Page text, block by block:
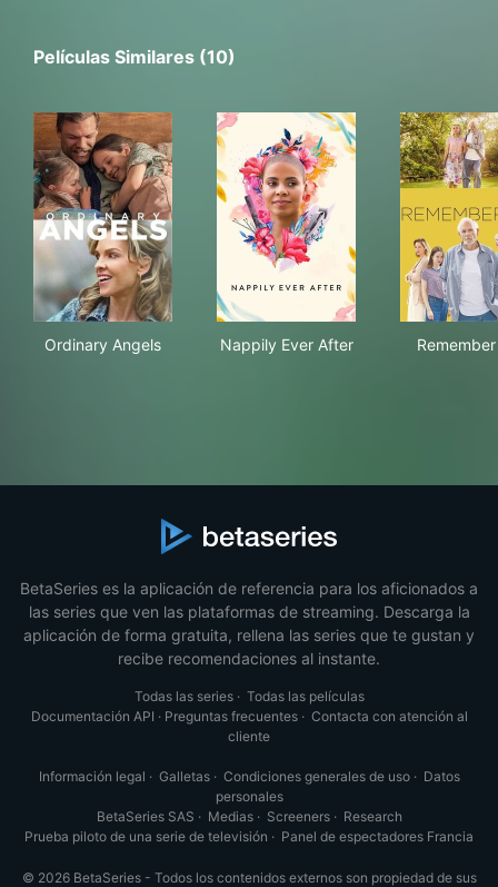
Películas Similares (10)
Ordinary Angels Nappily Ever After
BetaSeries es la aplicación de referencia para los aficionados a
las series que ven las plataformas de streaming. Descarga la
aplicación de forma gratuita, rellena las series que te gustan y
recibe recomendaciones al instante.
Todas las series· Todas las películas
Documentación API · Preguntas frecuentes· Contacta con atención al
cliente
Información legal · Galletas· Condiciones generales de uso· Datos
personales
BetaSeries SAS · Medias· Screeners· Research
Prueba piloto de una serie de televisión · Panel de espectadores Francia
© 2026 BetaSeries - Todos los contenidos externos son propiedad de sus